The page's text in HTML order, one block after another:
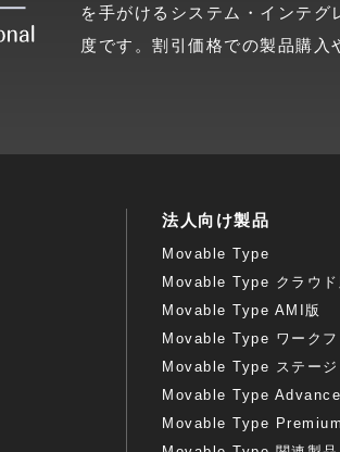
を手がけるシステム・インテグ
度です。割引価格での製品購入
法人向け製品
Movable Type
Movable Type クラウド
Movable Type AMI版
Movable Type ワークフ
Movable Type ステージ
Movable Type
Movable Type Premium